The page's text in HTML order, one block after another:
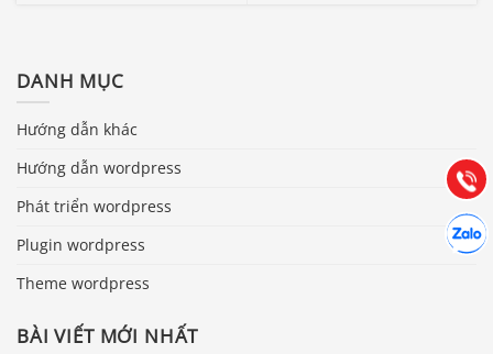
DANH MỤC
Hướng dẫn khác
Hướng dẫn wordpress
Phát triển wordpress
Plugin wordpress
Theme wordpress
BÀI VIẾT MỚI NHẤT
Gọi
(028) 22.166.144
Chát